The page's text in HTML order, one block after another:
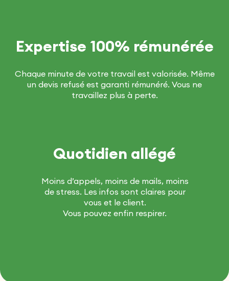
Expertise 100% rémunérée
Chaque minute de votre travail est valorisée. Même
un devis refusé est garanti rémunéré. Vous ne
travaillez plus à perte.
Quotidien allégé
Moins d’appels, moins de mails, moins
de stress. Les infos sont claires pour
vous et le client.
Vous pouvez enfin respirer.